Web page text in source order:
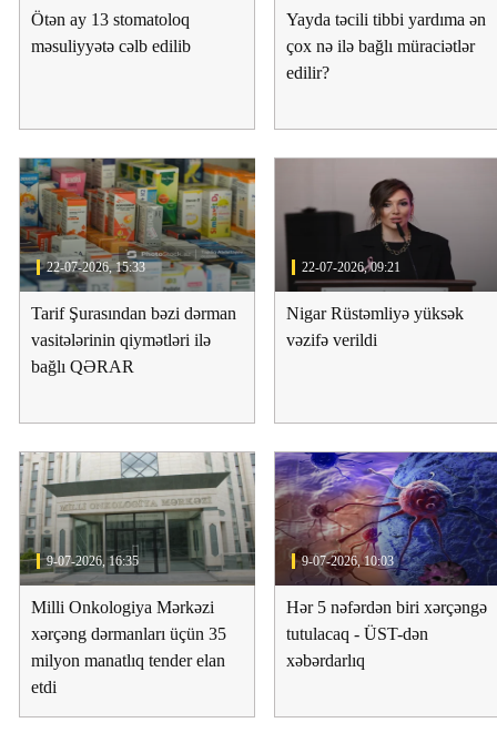
Ötən ay 13 stomatoloq
məsuliyyətə cəlb edilib
Yayda təcili tibbi yardıma ən
çox nə ilə bağlı müraciətlər
edilir?
22-07-2026, 15:33
Tarif Şurasından bəzi dərman
vasitələrinin qiymətləri ilə
bağlı QƏRAR
22-07-2026, 09:21
Nigar Rüstəmliyə yüksək
vəzifə verildi
9-07-2026, 16:35
Milli Onkologiya Mərkəzi
xərçəng dərmanları üçün 35
milyon manatlıq tender elan
etdi
9-07-2026, 10:03
Hər 5 nəfərdən biri xərçəngə
tutulacaq - ÜST-dən
xəbərdarlıq
Jurnalistika ixtisası üzrə qabiliyyət
imtahanının nəticələri açıqlandı